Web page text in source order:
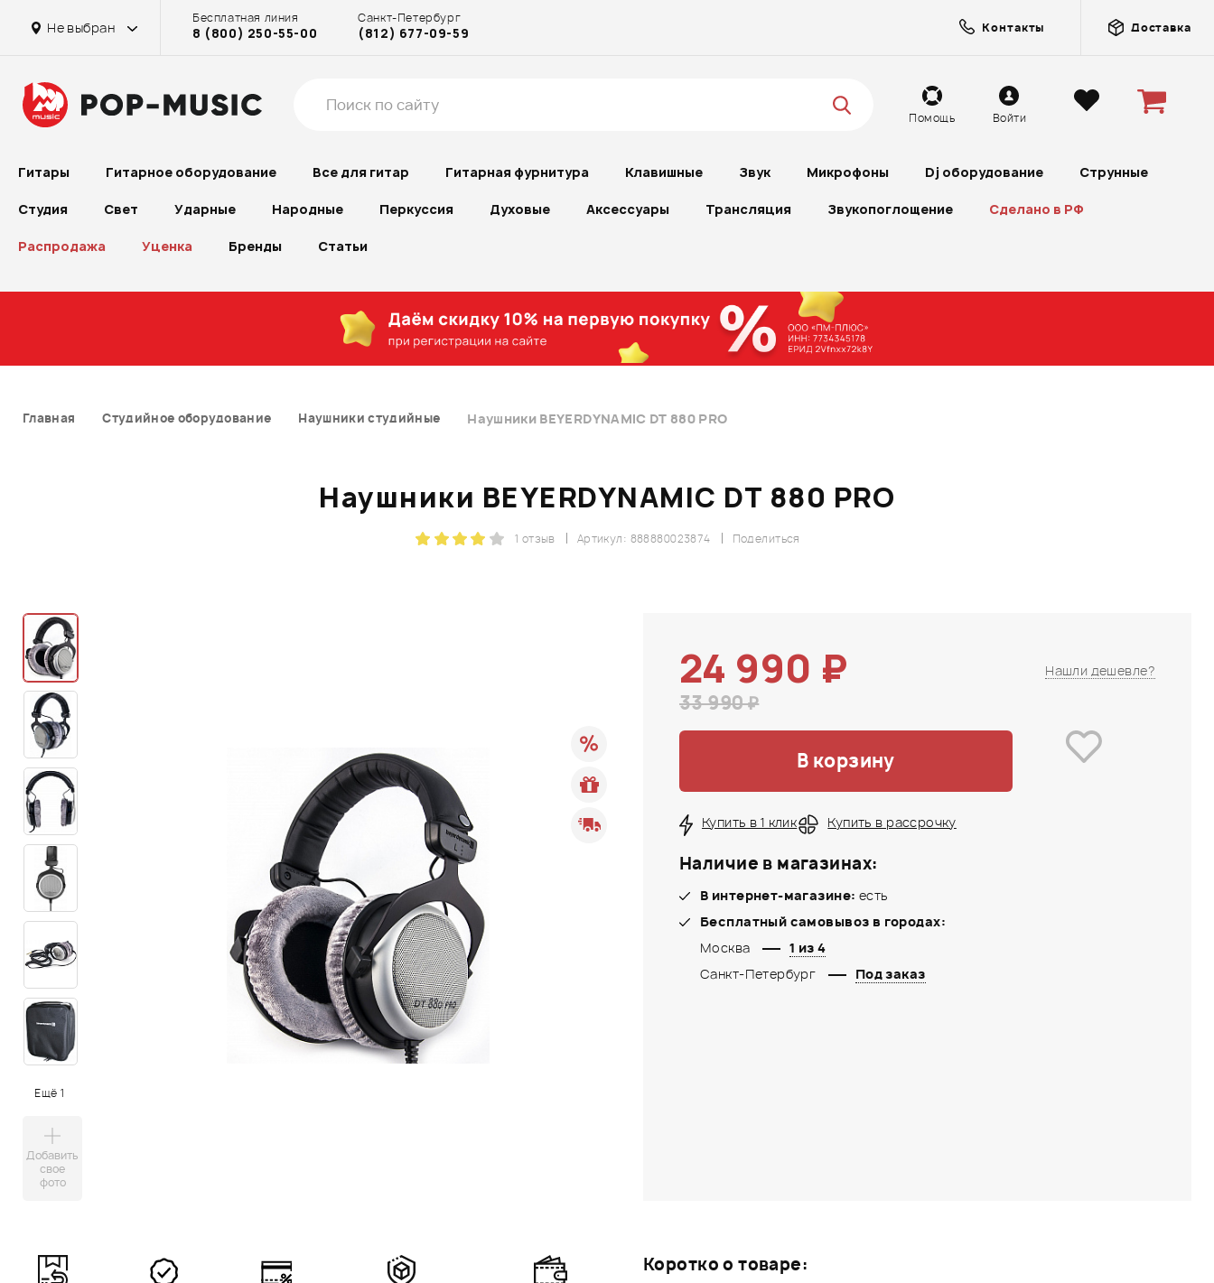
Не выбран
Бесплатная линия
8 (800) 250-55-00
Санкт-Петербург
(812) 677-09-59 Контакты Доставка
Помощь Войти
Гитары Гитарное оборудование Все для гитар Гитарная фурнитура Клавишные Звук Микрофоны Dj оборудование Струнные
Студия Свет Ударные Народные Перкуссия Духовые Аксессуары Трансляция Звукопоглощение Сделано в РФ
Распродажа Уценка Бренды Статьи
Главная Студийное оборудование Наушники студийные Наушники BEYERDYNAMIC DT 880 PRO
Наушники BEYERDYNAMIC DT 880 PRO
Поделиться
Артикул: 888880023874
1 отзыв
Ещё 1
Добавить
свое
фото
Коротко о товаре:
24 990 ₽
33 990 ₽
Нашли дешевле?
В корзину
Купить в 1 клик Купить в рассрочку
Наличие в магазинах:
В интернет-магазине: есть
Бесплатный самовывоз в городах:
Москва
1 из 4
Санкт-Петербург
Под заказ
на Октябрьском поле
на Рубинштейна